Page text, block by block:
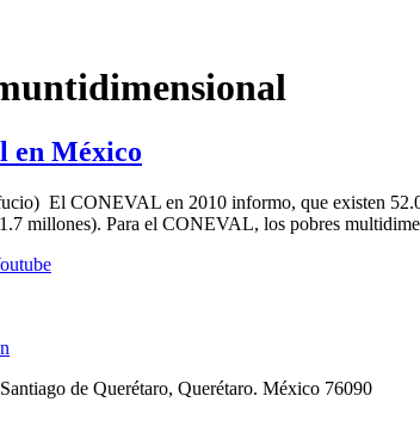
en México
El CONEVAL en 2010 informo, que existen
millones). Para el CONEVAL, los pobres
de Querétaro, Querétaro. México 76090